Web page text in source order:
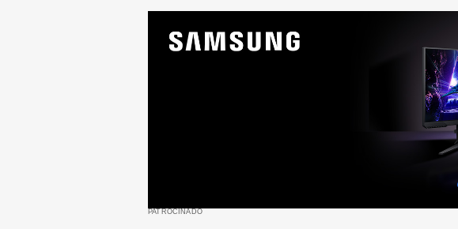
PATROCINADO